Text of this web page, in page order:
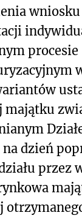
procesie
majątku
dzień
przez